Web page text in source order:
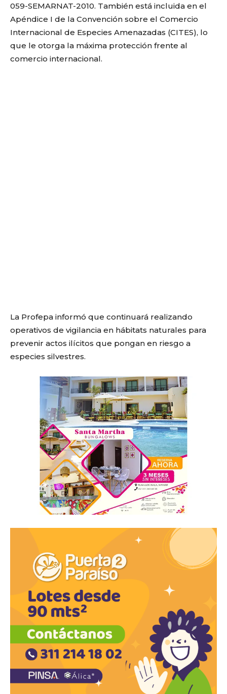
059-SEMARNAT-2010. También está incluida en el
Apéndice I de la Convención sobre el Comercio
Internacional de Especies Amenazadas (CITES), lo
que le otorga la máxima protección frente al
comercio internacional.
La Profepa informó que continuará realizando
operativos de vigilancia en hábitats naturales para
prevenir actos ilícitos que pongan en riesgo a
especies silvestres.